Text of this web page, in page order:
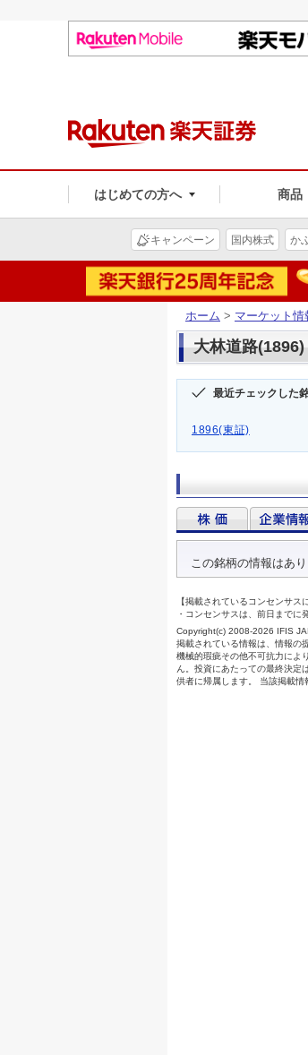
はじめての方へ 商品
キャンペーン 国内株式 か
ホーム > マーケット情
大林道路
最近チェックした
1896(東証)